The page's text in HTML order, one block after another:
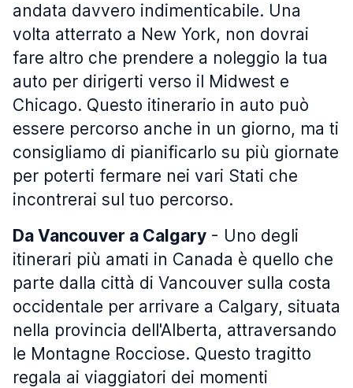
andata davvero indimenticabile. Una
volta atterrato a New York, non dovrai
fare altro che prendere a noleggio la tua
auto per dirigerti verso il Midwest e
Chicago. Questo itinerario in auto può
essere percorso anche in un giorno, ma ti
consigliamo di pianificarlo su più giornate
per poterti fermare nei vari Stati che
incontrerai sul tuo percorso.
Da Vancouver a Calgary - Uno degli
itinerari più amati in Canada è quello che
parte dalla città di Vancouver sulla costa
occidentale per arrivare a Calgary, situata
nella provincia dell'Alberta, attraversando
le Montagne Rocciose. Questo tragitto
regala ai viaggiatori dei momenti